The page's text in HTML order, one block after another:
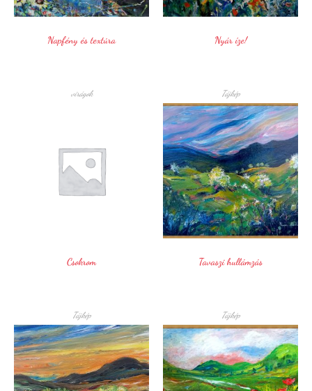
Napfény és textúra Nyár íze!
virágok
Csokrom
Tájkép
Tavaszi hullámzás
Tájkép Tájkép